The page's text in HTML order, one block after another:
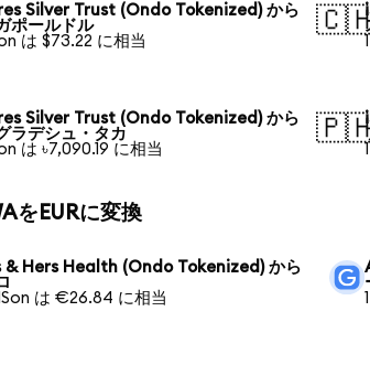
Silver Trust (Ondo Tokenized) から
ポールドル
は $73.22 に相当
Silver Trust (Ondo Tokenized) から
ラデシュ・タカ
は ৳7,090.19 に相当
をEURに変換
& Hers Health (Ondo Tokenized) から
は €26.84 に相当